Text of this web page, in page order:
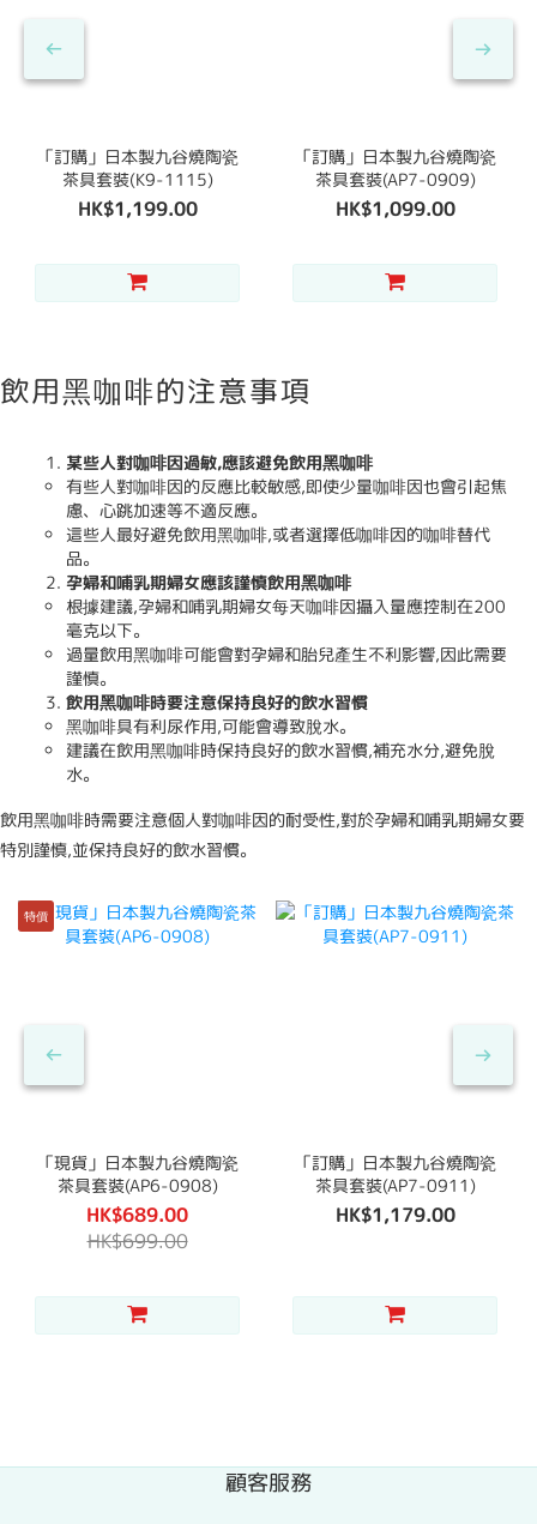
「訂購」日本製九谷燒陶瓷
茶具套裝(K9-1115)
HK$1,199.00
「訂購」日本製九谷燒陶瓷
茶具套裝(AP7-0909)
HK$1,099.00
飲用黑咖啡的注意事項
某些人對咖啡因過敏,應該避免飲用黑咖啡
有些人對咖啡因的反應比較敏感,即使少量咖啡因也會引起焦
慮、心跳加速等不適反應。
這些人最好避免飲用黑咖啡,或者選擇低咖啡因的咖啡替代
品。
孕婦和哺乳期婦女應該謹慎飲用黑咖啡
根據建議,孕婦和哺乳期婦女每天咖啡因攝入量應控制在200
毫克以下。
過量飲用黑咖啡可能會對孕婦和胎兒產生不利影響,因此需要
謹慎。
飲用黑咖啡時要注意保持良好的飲水習慣
黑咖啡具有利尿作用,可能會導致脫水。
建議在飲用黑咖啡時保持良好的飲水習慣,補充水分,避免脫
水。
飲用黑咖啡時需要注意個人對咖啡因的耐受性,對於孕婦和哺乳期婦女要
特別謹慎,並保持良好的飲水習慣。
特價
「現貨」日本製九谷燒陶瓷
茶具套裝(AP6-0908)
HK$689.00
HK$699.00
「訂購」日本製九谷燒陶瓷
茶具套裝(AP7-0911)
HK$1,179.00
顧客服務